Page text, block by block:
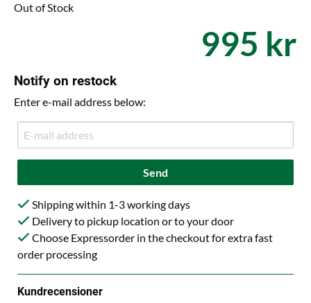
Out of Stock
995 kr
Notify on restock
Enter e-mail address below:
Send
Shipping within 1-3 working days
Delivery to pickup location or to your door
Choose Expressorder in the checkout for extra fast
order processing
Kundrecensioner